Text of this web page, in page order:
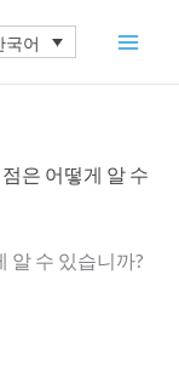
국어
은 어떻게 알 수
알 수 있습니까?